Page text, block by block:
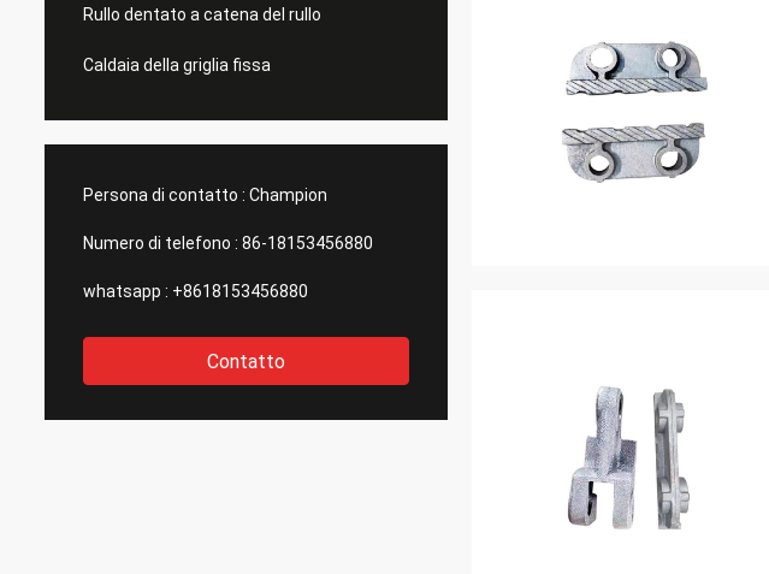
Rullo dentato a catena del rullo
Caldaia della griglia fissa
Persona di contatto : Champion
Numero di telefono : 86-18153456880
whatsapp : +8618153456880
Contatto